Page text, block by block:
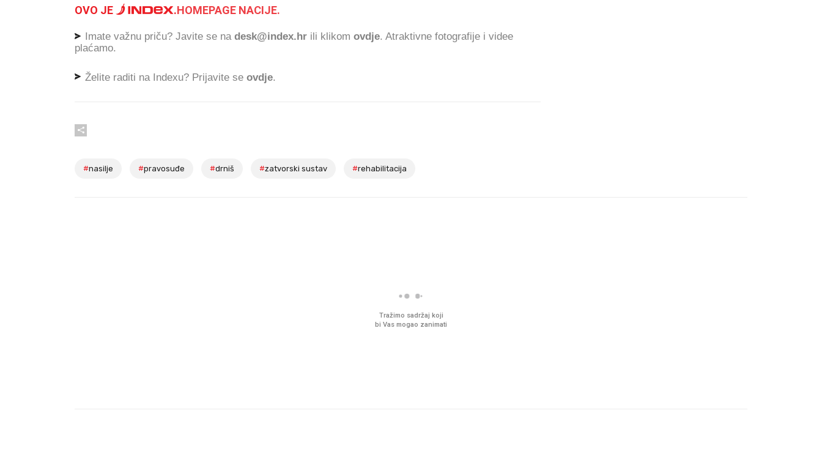
OVO JE .HOMEPAGE NACIJE.
Imate važnu priču? Javite se na desk@index.hr ili klikom ovdje. Atraktivne fotografije i videe
plaćamo.
Želite raditi na Indexu? Prijavite se ovdje.
#nasilje #pravosuđe #drniš #zatvorski sustav #rehabilitacija
Tražimo sadržaj koji
bi Vas mogao zanimati